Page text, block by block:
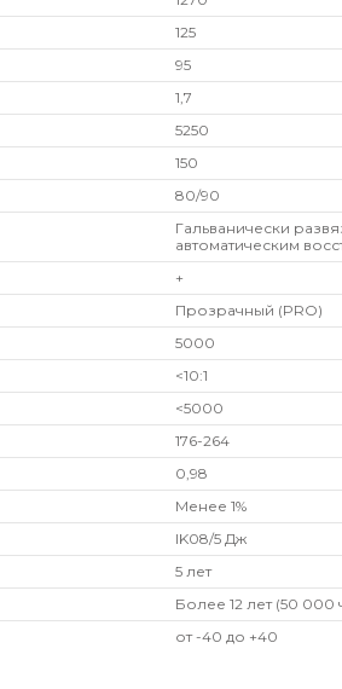
125
95
1,7
5250
150
80/90
Гальванически
автоматическим
+
Прозрачный (PRO)
5000
<10:1
<5000
176-264
0,98
Менее 1%
IK08/5 Дж
5 лет
Более 12 лет (50 000
от -40 до +40